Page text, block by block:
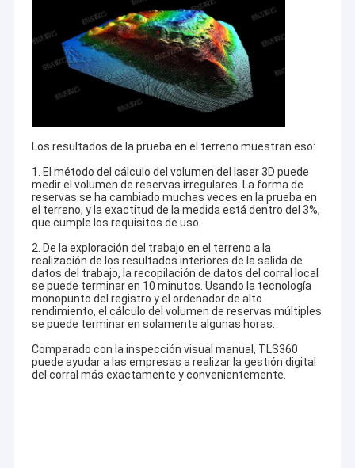
Inicio
Los resultados de la prueba en el terreno muestran eso:
1.
El método del cálculo del volumen del laser 3D puede
medir el volumen de reservas irregulares. La forma de
reservas se ha cambiado muchas veces en la prueba en
el terreno, y la exactitud de la medida está dentro del 3%,
que cumple los requisitos de uso.
2. De la exploración del trabajo en el terreno a la
realización de los resultados interiores de la salida de
datos del trabajo, la recopilación de datos del corral local
se puede terminar en 10 minutos. Usando la tecnología
monopunto del registro y el ordenador de alto
rendimiento, el cálculo del volumen de reservas múltiples
se puede terminar en solamente algunas horas.
Comparado con la inspección visual manual, TLS360
puede ayudar a las empresas a realizar la gestión digital
del corral más exactamente y convenientemente.